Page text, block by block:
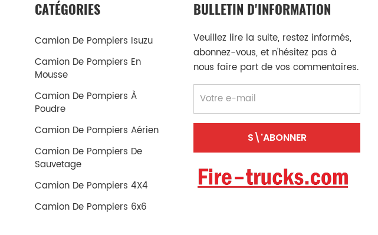
CATÉGORIES
Camion De Pompiers Isuzu
Camion De Pompiers En
Mousse
Camion De Pompiers À
Poudre
Camion De Pompiers Aérien
Camion De Pompiers De
Sauvetage
Camion De Pompiers 4X4
Camion De Pompiers 6x6
BULLETIN D'INFORMATION
Veuillez lire la suite, restez informés,
abonnez-vous, et n'hésitez pas à
nous faire part de vos commentaires.